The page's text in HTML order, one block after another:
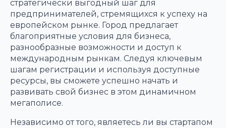
стратегически выгодный шаг для
предпринимателей, стремящихся к успеху на
европейском рынке. Город предлагает
благоприятные условия для бизнеса,
разнообразные возможности и доступ к
международным рынкам. Следуя ключевым
шагам регистрации и используя доступные
ресурсы, вы сможете успешно начать и
развивать свой бизнес в этом динамичном
мегаполисе.
Независимо от того, являетесь ли вы стартапом